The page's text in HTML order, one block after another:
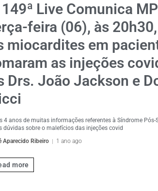
Live Comunica
feira (06), às
miocardites em
as injeções
Drs. João Jackson e
4 anos de muitas informações referentes à Síndrome Pós-
dúvidas sobre o malefícios das injeções covid
Aparecido Ribeiro
1 ano ago
more